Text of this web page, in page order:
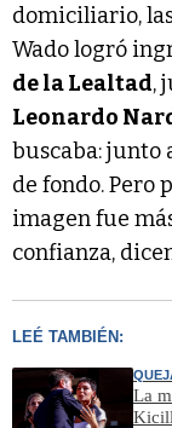
domiciliario,
Wado logró
de la Lealtad,
Leonardo
buscaba: junto
de fondo. Pero
imagen fue
confianza,
LEÉ TAMBIÉN:
La